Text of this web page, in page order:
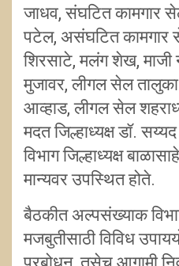
जाधव, संघटित कामगार
पटेल, असंघटित कामगार
शिरसाटे, मलंग शेख, माजी
मुजावर, लीगल सेल
आव्हाड, लीगल सेल
मदत जिल्हाध्यक्ष डॉ.
विभाग जिल्हाध्यक्ष
मान्यवर उपस्थित होते.
बैठकीत अल्पसंख्याक
मजबुतीसाठी विविध